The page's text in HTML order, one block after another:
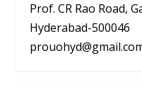
Prof. CR Rao Road,
Hyderabad-500046